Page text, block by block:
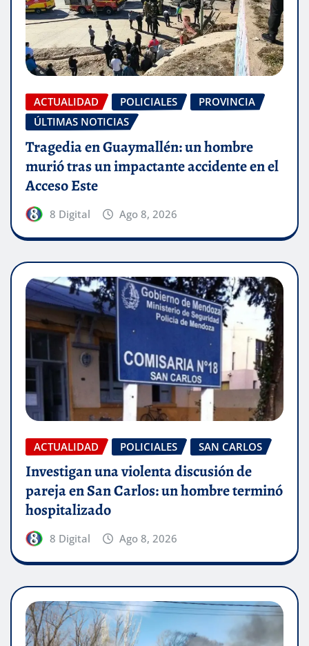
ACTUALIDAD POLICIALES
PROVINCIA
ÚLTIMAS NOTICIAS
Tragedia en Guaymallén: un hombre
murió tras un impactante accidente en el
Acceso Este
8 Digital Ago 8, 2026
ACTUALIDAD POLICIALES SAN CARLOS
Investigan una violenta discusión de
pareja en San Carlos: un hombre terminó
hospitalizado
8 Digital Ago 8, 2026